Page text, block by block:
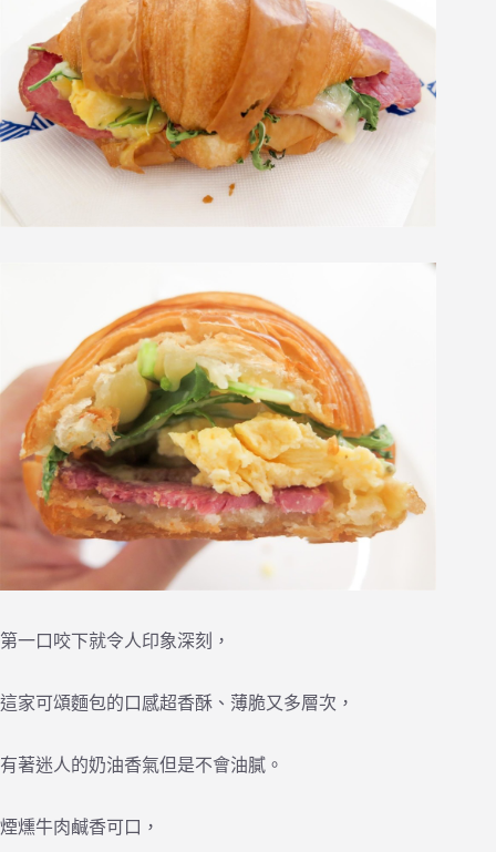
第一口咬下就令人印象深刻，
這家可頌麵包的口感超香酥、薄脆又多層次，
有著迷人的奶油香氣但是不會油膩。
煙燻牛肉鹹香可口，